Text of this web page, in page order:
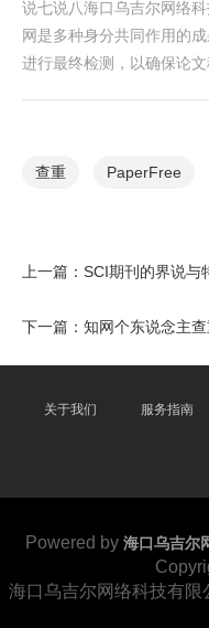
说七说八海口乌吉尔网络
网是多种身分共同作用的
进行最终检测，以确保论文
查重 PaperFree
上一篇： SCI期刊的界说与
下一篇： 知网个东说念主
关于我们 服务指南
Powered by 海口乌吉尔
海口乌吉尔网络科技有